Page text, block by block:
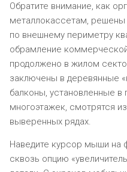
Обратите внимание, как
металлокассетам, решены
по внешнему периметру
обрамление
продолжено в жилом
заключены в деревянные
балконы, установленные
многоэтажек, смотрятся
выверенных рядах.
Наведите курсор мыши на
сквозь опцию